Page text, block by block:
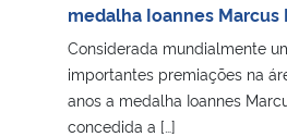
medalha Ioannes Marcus
Considerada mundialmente
importantes premiações na
anos a medalha Ioannes
concedida a […]